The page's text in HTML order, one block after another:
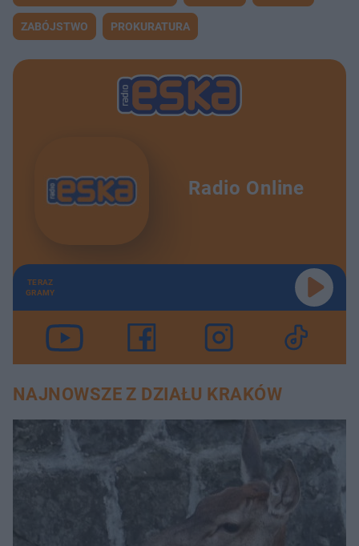
ZABÓJSTWO PROKURATURA
Radio Online
TERAZ
GRAMY
NAJNOWSZE Z DZIAŁU KRAKÓW